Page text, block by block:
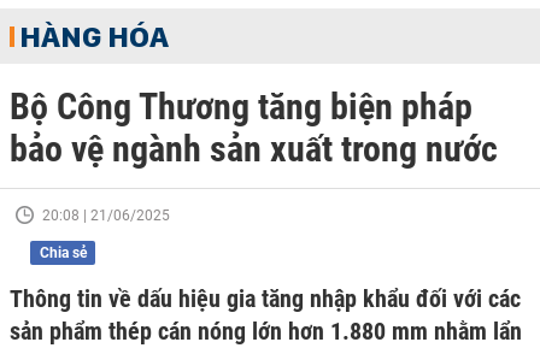
HÀNG HÓA
Bộ Công Thương tăng biện pháp
bảo vệ ngành sản xuất trong nước
20:08 | 21/06/2025
Chia sẻ
Thông tin về dấu hiệu gia tăng nhập khẩu đối với các
sản phẩm thép cán nóng lớn hơn 1.880 mm nhằm lẩn